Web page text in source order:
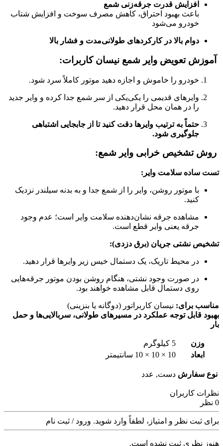
افزایش قدرت جرقه‌زنی شمع
باعث بهبود احتراق، کاهش مصرف سوخت و افزایش شتاب
خودرو می‌شود
دوام بالا در کارکردهای طولانی‌مدت و فشار بالا
آموزش تعویض وایر شمع نیسان کاربرات:
خودرو را خاموش و اجازه دهید موتور کاملاً سرد شود.
وایرهای قدیمی را یکی‌یکی از سر شمع جدا کرده و وایر جدید
را در همان محل قرار دهید.
حتماً به ترتیب وایرها دقت کنید تا از جابجایی اشتباهی
جلوگیری شود.
روش تشخیص خرابی وایر شمع:
تست ساده سلامت وایر:
با موتور روشن، وایر را از شمع جدا و به بدنه سیلندر نزدیک
کنید.
مشاهده جرقه نشان‌دهنده سلامت وایر است؛ عدم وجود
جرقه یعنی وایر قطع است.
تشخیص نشتی جریان (برق دزدی):
در محیط تاریک، یک دستمال خیس زیر وایرها قرار دهید.
در صورت وجود نشتی، هنگام روشن بودن موتور جرقه‌هایی
روی دستمال قابل مشاهده خواهند بود.
مناسب برای: نیسان کاربراتور (دوگانه یا بنزینی)
بهبود قابل توجه عملکرد در مسیرهای طولانی، سربالایی‌ها و حمل
بار
وزن
5 کیلوگرم
ابعاد
10 × 10 × 10 سانتیمتر
نوع سفارش دست, عدد
نظرات کاربران
0 نظر
برای ثبت نظر و امتیاز، لطفاً وارد شوید. ورود / ثبت نام
هنوز نظری ثبت نشده است.